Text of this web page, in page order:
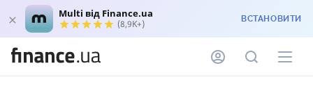
Multi від Finance.ua
(8,9K+) ВСТАНОВИТИ